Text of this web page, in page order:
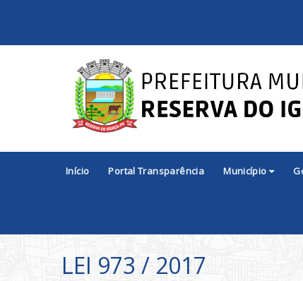
Início Portal Transparência Município
LEI 973 / 2017